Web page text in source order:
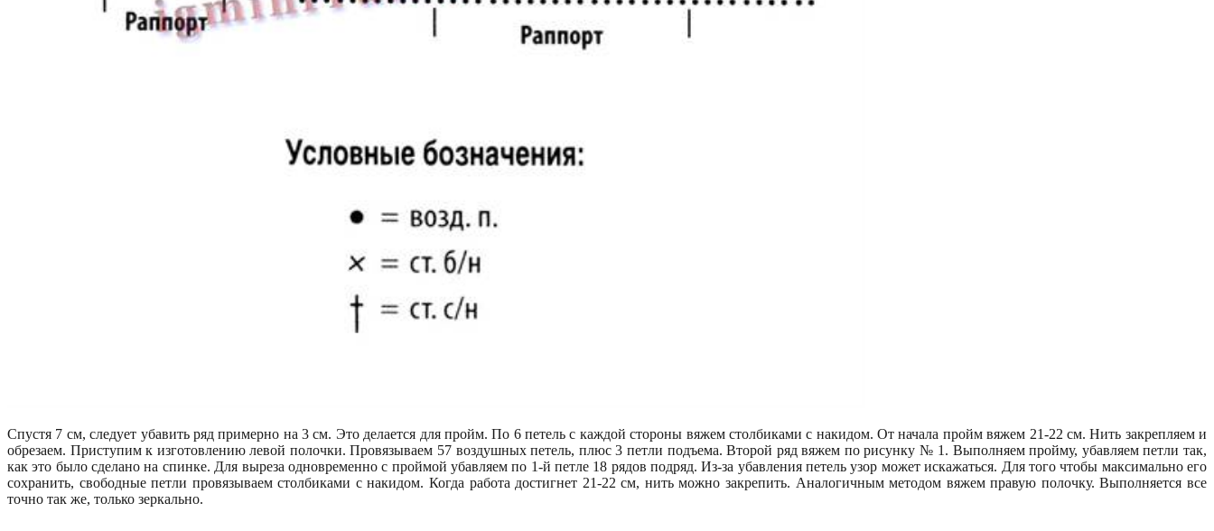
Спустя 7 см, следует убавить ряд примерно на 3 см. Это делается для пройм. По 6 петель с каждой стороны вяжем столбиками с накидом. От начала пройм вяжем 21-22 см. Нить закрепляем и
обрезаем. Приступим к изготовлению левой полочки. Провязываем 57 воздушных петель, плюс 3 петли подъема. Второй ряд вяжем по рисунку № 1. Выполняем пройму, убавляем петли так,
как это было сделано на спинке. Для выреза одновременно с проймой убавляем по 1-й петле 18 рядов подряд. Из-за убавления петель узор может искажаться. Для того чтобы максимально его
сохранить, свободные петли провязываем столбиками с накидом. Когда работа достигнет 21-22 см, нить можно закрепить. Аналогичным методом вяжем правую полочку. Выполняется все
точно так же, только зеркально.